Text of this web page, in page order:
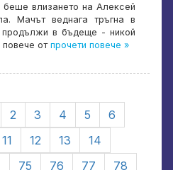
влизането на Алексей
Мачът веднага тръгна в
продължи в бъдеще - никой
повече отпрочети повече »
2 3 4 5
6
11 12 13
14
75 76 77
78